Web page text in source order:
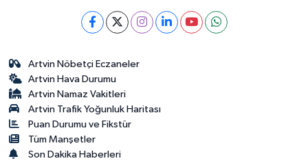
Artvin Nöbetçi Eczaneler
Artvin Hava Durumu
Artvin Namaz Vakitleri
Artvin Trafik Yoğunluk Haritası
Puan Durumu ve Fikstür
Tüm Manşetler
Son Dakika Haberleri